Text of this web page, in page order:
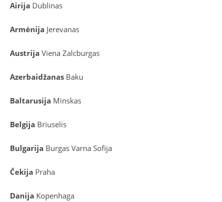
Airija Dublinas
Armėnija Jerevanas
Austrija Viena Zalcburgas
Azerbaidžanas Baku
Baltarusija Minskas
Belgija Briuselis
Bulgarija Burgas Varna Sofija
Čekija Praha
Danija Kopenhaga